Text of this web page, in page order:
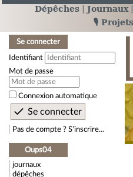
Dépêches Journaux
🎙️
Se connecter
Identifiant
Mot de passe
Connexion automatique
Pas de compte ? S’inscrire…
Oups04
journaux
dépêches